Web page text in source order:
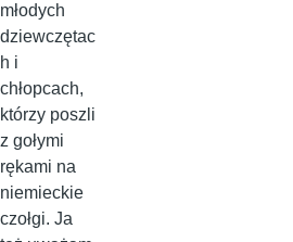
młodych
dziewczętac
h i
chłopcach,
którzy poszli
z gołymi
rękami na
niemieckie
czołgi. Ja